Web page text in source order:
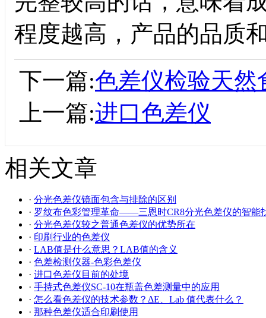
程度越高，产品的品质
下一篇:色差仪检验天然
上一篇:进口色差仪
相关文章
· 分光色差仪镜面包含与排除的区别
· 罗纹布色彩管理革命——三恩时CR8分光色差仪的智能
· 分光色差仪较之普通色差仪的优势所在
· 印刷行业的色差仪
· LAB值是什么意思？LAB值的含义
· 色差检测仪器-色彩色差仪
· 进口色差仪目前的处境
· 手持式色差仪SC-10在瓶盖色差测量中的应用
· 怎么看色差仪的技术参数？ΔE、Lab 值代表什么？
· 那种色差仪适合印刷使用